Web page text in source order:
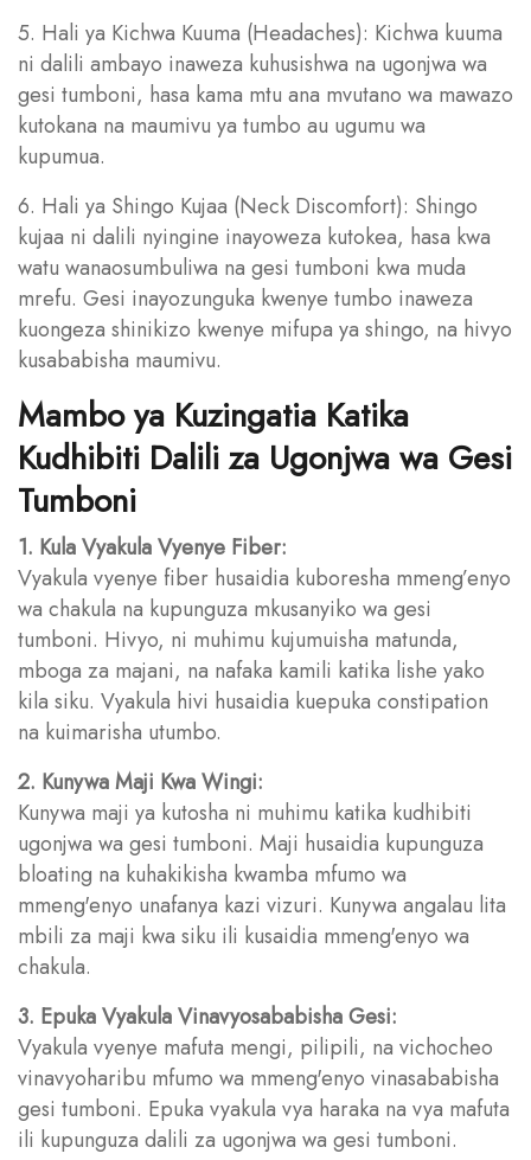
5. Hali ya Kichwa Kuuma (Headaches): Kichwa kuuma
ni dalili ambayo inaweza kuhusishwa na ugonjwa wa
gesi tumboni, hasa kama mtu ana mvutano wa mawazo
kutokana na maumivu ya tumbo au ugumu wa
kupumua.
6. Hali ya Shingo Kujaa (Neck Discomfort): Shingo
kujaa ni dalili nyingine inayoweza kutokea, hasa kwa
watu wanaosumbuliwa na gesi tumboni kwa muda
mrefu. Gesi inayozunguka kwenye tumbo inaweza
kuongeza shinikizo kwenye mifupa ya shingo, na hivyo
kusababisha maumivu.
Mambo ya Kuzingatia Katika
Kudhibiti Dalili za Ugonjwa wa Gesi
Tumboni
1. Kula Vyakula Vyenye Fiber:
Vyakula vyenye fiber husaidia kuboresha mmeng’enyo
wa chakula na kupunguza mkusanyiko wa gesi
tumboni. Hivyo, ni muhimu kujumuisha matunda,
mboga za majani, na nafaka kamili katika lishe yako
kila siku. Vyakula hivi husaidia kuepuka constipation
na kuimarisha utumbo.
2. Kunywa Maji Kwa Wingi:
Kunywa maji ya kutosha ni muhimu katika kudhibiti
ugonjwa wa gesi tumboni. Maji husaidia kupunguza
bloating na kuhakikisha kwamba mfumo wa
mmeng'enyo unafanya kazi vizuri. Kunywa angalau lita
mbili za maji kwa siku ili kusaidia mmeng'enyo wa
chakula.
3. Epuka Vyakula Vinavyosababisha Gesi:
Vyakula vyenye mafuta mengi, pilipili, na vichocheo
vinavyoharibu mfumo wa mmeng'enyo vinasababisha
gesi tumboni. Epuka vyakula vya haraka na vya mafuta
ili kupunguza dalili za ugonjwa wa gesi tumboni.